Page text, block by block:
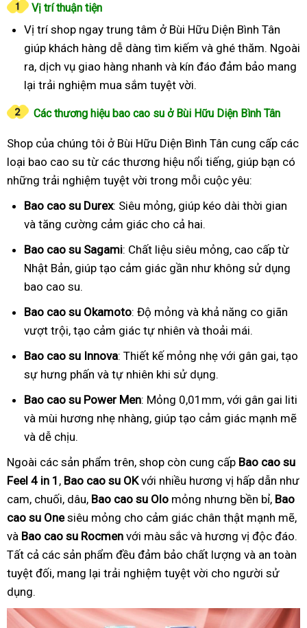
Vị trí thuận tiện
Vị trí shop ngay trung tâm ở Bùi Hữu Diện Bình Tân
giúp khách hàng dễ dàng tìm kiếm và ghé thăm. Ngoài
ra, dịch vụ giao hàng nhanh và kín đáo đảm bảo mang
lại trải nghiệm mua sắm tuyệt vời.
Các thương hiệu bao cao su ở Bùi Hữu Diện Bình Tân
Shop của chúng tôi ở Bùi Hữu Diện Bình Tân cung cấp các
loại bao cao su từ các thương hiệu nổi tiếng, giúp bạn có
những trải nghiệm tuyệt vời trong mỗi cuộc yêu:
Bao cao su Durex: Siêu mỏng, giúp kéo dài thời gian
và tăng cường cảm giác cho cả hai.
Bao cao su Sagami: Chất liệu siêu mỏng, cao cấp từ
Nhật Bản, giúp tạo cảm giác gần như không sử dụng
bao cao su.
Bao cao su Okamoto: Độ mỏng và khả năng co giãn
vượt trội, tạo cảm giác tự nhiên và thoải mái.
Bao cao su Innova: Thiết kế mỏng nhẹ với gân gai, tạo
sự hưng phấn và tự nhiên khi sử dụng.
Bao cao su Power Men: Mỏng 0,01mm, với gân gai liti
và mùi hương nhẹ nhàng, giúp tạo cảm giác mạnh mẽ
và dễ chịu.
Ngoài các sản phẩm trên, shop còn cung cấp Bao cao su
Feel 4 in 1 , Bao cao su OKvới nhiều hương vị hấp dẫn như
cam, chuối, dâu, Bao cao su Olo mỏng nhưng bền bỉ, Bao
cao su Onesiêu mỏng cho cảm giác chân thật mạnh mẽ,
và Bao cao su Rocmen với màu sắc và hương vị độc đáo.
Tất cả các sản phẩm đều đảm bảo chất lượng và an toàn
tuyệt đối, mang lại trải nghiệm tuyệt vời cho người sử
dụng.